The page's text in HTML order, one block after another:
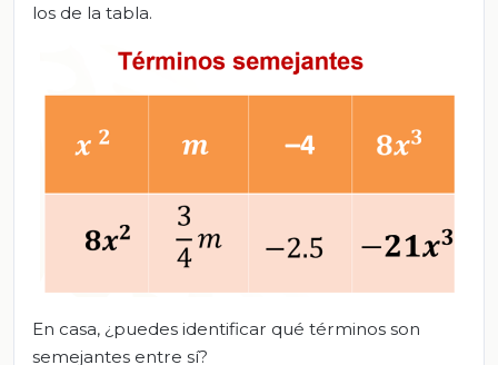
los de la tabla.
En casa, ¿puedes identificar qué términos son
semejantes entre sí?